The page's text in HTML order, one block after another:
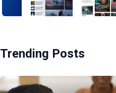
Trending Posts